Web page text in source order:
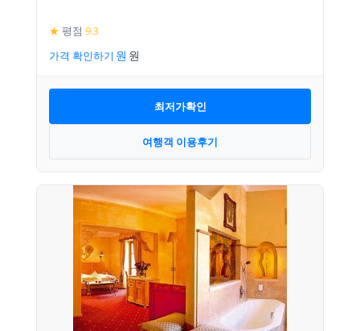
★ 평점 9.3
가격 확인하기
최저가확인
여행객 이용후기